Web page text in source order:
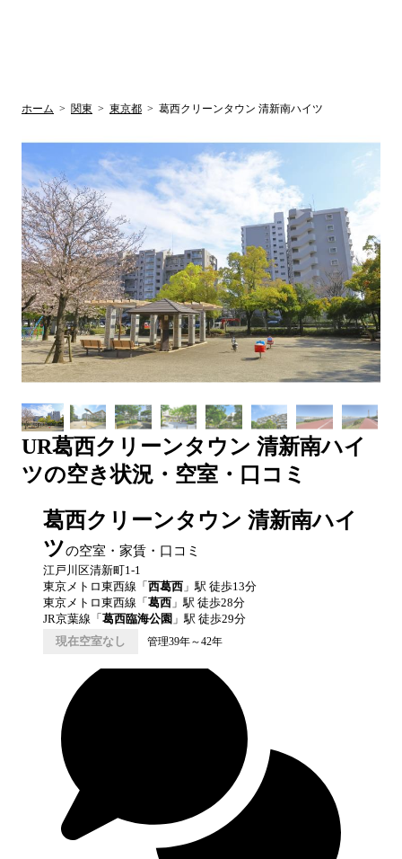
ホーム > 関東 > 東京都 > 葛西クリーンタウン 清新南ハイツ
UR葛西クリーンタウン 清新南ハイ
ツの空き状況・空室・口コミ
葛西クリーンタウン 清新南ハイ
ツの空室・家賃・口コミ
江戸川区清新町1-1
東京メトロ東西線 「 西葛西 」駅 徒歩13分
東京メトロ東西線 「 葛西 」駅 徒歩28分
JR京葉線 「 葛西臨海公園 」駅 徒歩29分
現在空室なし
管理39年～42年